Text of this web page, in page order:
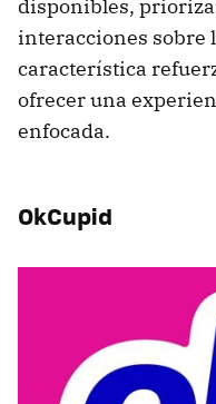
disponibles,
interacciones sobre
característica
ofrecer una
enfocada.
OkCupid